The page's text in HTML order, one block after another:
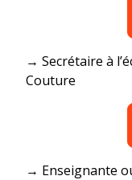
→ Secrétaire à
Couture
→ Enseignante